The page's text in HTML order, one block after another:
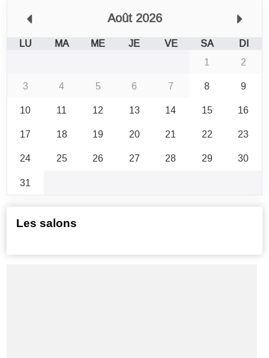
Août 2026
LU MA ME JE VE SA
DI
1
2
3
4 5 6 7 8
9
10
11 12 13 14 15
16
17
18 19 20 21 22
23
24
25 26 27 28 29
30
31
Les salons